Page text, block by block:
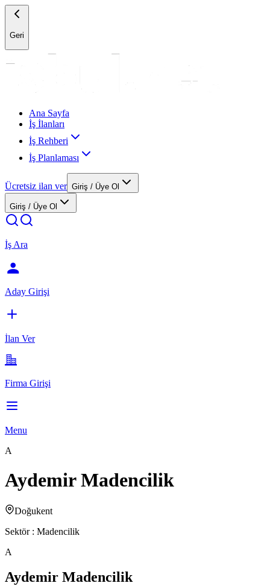
Geri
Ana Sayfa
İş İlanları
İş Rehberi
İş Planlaması
Ücretsiz ilan ver Giriş / Üye Ol
Giriş / Üye Ol
İş Ara
Aday Girişi
İlan Ver
Firma Girişi
Menu
A
Aydemir Madencilik
Doğukent
Sektör : Madencilik
A
Aydemir Madencilik